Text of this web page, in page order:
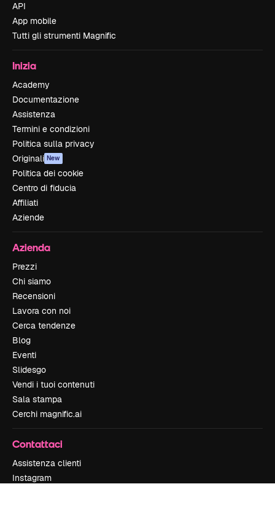
API
App mobile
Tutti gli strumenti Magnific
Inizia
Academy
Documentazione
Assistenza
Termini e condizioni
Politica sulla privacy
Originali New
Politica dei cookie
Centro di fiducia
Affiliati
Aziende
Azienda
Prezzi
Chi siamo
Recensioni
Lavora con noi
Cerca tendenze
Blog
Eventi
Slidesgo
Vendi i tuoi contenuti
Sala stampa
Cerchi magnific.ai
Contattaci
Assistenza clienti
Instagram